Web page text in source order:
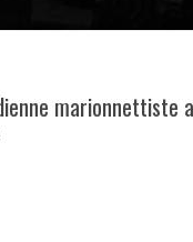
marionnettiste